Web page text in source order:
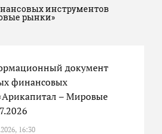
инструментов
рынки»
документ
финансовых
– Мировые
16:30